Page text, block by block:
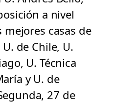
a nivel
casas de
de Chile, U.
U. Técnica
y U. de
27 de